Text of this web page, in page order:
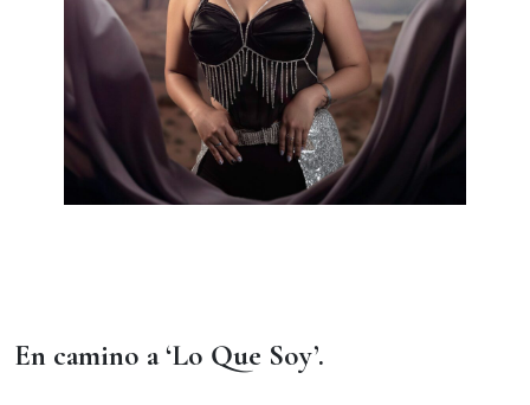
En camino a ‘Lo Que Soy’.